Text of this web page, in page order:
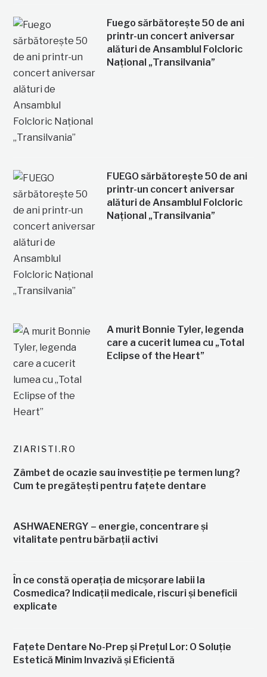
Fuego sărbătorește 50 de ani
printr-un concert aniversar
alături de Ansamblul Folcloric
Național „Transilvania”
FUEGO sărbătorește 50 de ani
printr-un concert aniversar
alături de Ansamblul Folcloric
Național „Transilvania”
A murit Bonnie Tyler, legenda
care a cucerit lumea cu „Total
Eclipse of the Heart”
ZIARISTI.RO
Zâmbet de ocazie sau investiție pe termen lung?
Cum te pregătești pentru fațete dentare
ASHWAENERGY – energie, concentrare și
vitalitate pentru bărbații activi
În ce constă operația de micșorare labii la
Cosmedica? Indicații medicale, riscuri și beneficii
explicate
Fațete Dentare No-Prep și Prețul Lor: O Soluție
Estetică Minim Invazivă și Eficientă